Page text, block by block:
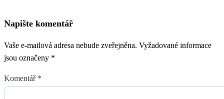
Napište komentář
Vaše e-mailová adresa nebude zveřejněna. Vyžadované informace
jsou označeny *
Komentář *